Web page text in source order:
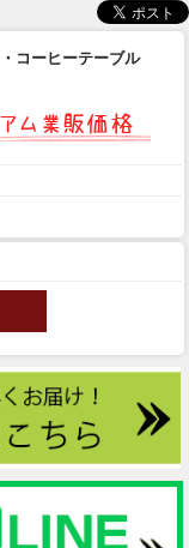
コーヒーテーブル